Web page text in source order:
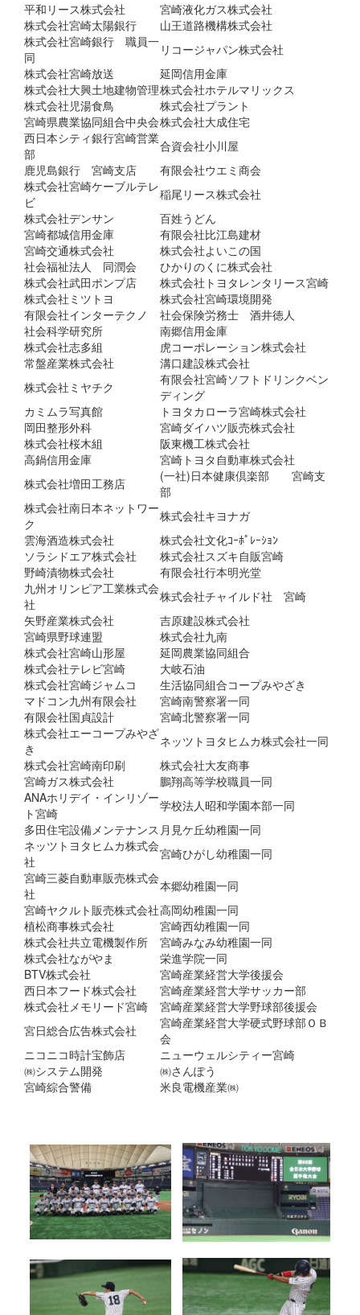
平和リース株式会社
宮崎液化ガス株式会社
株式会社宮崎太陽銀行
山王道路機構株式会社
株式会社宮崎銀行 職員一
同
リコージャパン株式会社
株式会社宮崎放送
延岡信用金庫
株式会社大興土地建物管理株式会社ホテルマリックス
株式会社児湯食鳥
株式会社プラント
宮崎県農業協同組合中央会株式会社大成住宅
西日本シティ銀行宮崎営業
部
合資会社小川屋
鹿児島銀行 宮崎支店
有限会社ウエミ商会
株式会社宮崎ケーブルテレ
ビ
稲尾リース株式会社
株式会社デンサン
百姓うどん
宮崎都城信用金庫
有限会社比江島建材
宮崎交通株式会社
株式会社よいこの国
社会福祉法人 同潤会
ひかりのくに株式会社
株式会社武田ポンプ店
株式会社トヨタレンタリース宮崎
株式会社ミツトヨ
株式会社宮崎環境開発
有限会社インターテクノ
社会保険労務士 酒井徳人
社会科学研究所
南郷信用金庫
株式会社志多組
虎コーポレーション株式会社
常盤産業株式会社
溝口建設株式会社
株式会社ミヤチク
有限会社宮崎ソフトドリンクベン
ディング
カミムラ写真館
トヨタカローラ宮崎株式会社
岡田整形外科
宮崎ダイハツ販売株式会社
株式会社桜木組
阪東機工株式会社
高鍋信用金庫
宮崎トヨタ自動車株式会社
株式会社増田工務店
(一社)日本健康倶楽部 宮崎支
部
株式会社南日本ネットワー
ク
株式会社キヨナガ
雲海酒造株式会社
株式会社文化ｺｰﾎﾟﾚｰｼｮﾝ
ソラシドエア株式会社
株式会社スズキ自販宮崎
野崎漬物株式会社
有限会社行本明光堂
九州オリンピア工業株式会
社
株式会社チャイルド社 宮崎
矢野産業株式会社
吉原建設株式会社
宮崎県野球連盟
株式会社九南
株式会社宮崎山形屋
延岡農業協同組合
株式会社テレビ宮崎
大岐石油
株式会社宮崎ジャムコ
生活協同組合コープみやざき
マドコン九州有限会社
宮崎南警察署一同
有限会社国貞設計
宮崎北警察署一同
株式会社エーコープみやざ
き
ネッツトヨタヒムカ株式会社一同
株式会社宮崎南印刷
株式会社大友商事
宮崎ガス株式会社
鵬翔高等学校職員一同
ANAホリデイ・インリゾー
ト宮崎
学校法人昭和学園本部一同
多田住宅設備メンテナンス 月見ケ丘幼稚園一同
ネッツトヨタヒムカ株式会
社
宮崎ひがし幼稚園一同
宮崎三菱自動車販売株式会
社
本郷幼稚園一同
宮崎ヤクルト販売株式会社高岡幼稚園一同
植松商事株式会社
宮崎西幼稚園一同
株式会社共立電機製作所
宮崎みなみ幼稚園一同
株式会社ながやま
栄進学院一同
BTV株式会社
宮崎産業経営大学後援会
西日本フード株式会社
宮崎産業経営大学サッカー部
株式会社メモリード宮崎
宮崎産業経営大学野球部後援会
宮日総合広告株式会社
宮崎産業経営大学硬式野球部ＯＢ
会
ニコニコ時計宝飾店
ニューウェルシティー宮崎
㈱システム開発
㈱さんぽう
宮崎綜合警備
米良電機産業㈱